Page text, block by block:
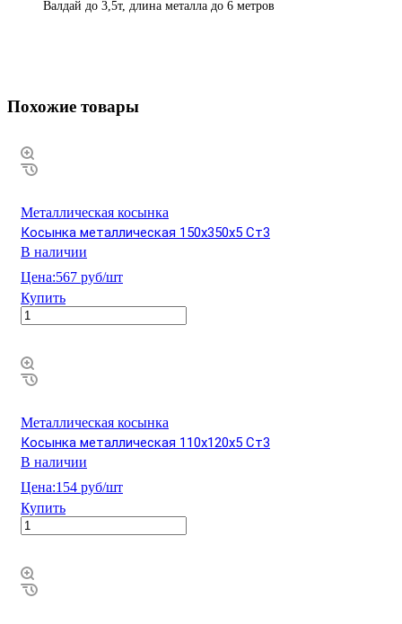
Валдай до 3,5т, длина металла до 6 метров
Похожие товары
Металлическая косынка
Косынка металлическая 150х350х5 Ст3
В наличии
Цена:567 руб/шт
Купить
Металлическая косынка
Косынка металлическая 110х120х5 Ст3
В наличии
Цена:154 руб/шт
Купить